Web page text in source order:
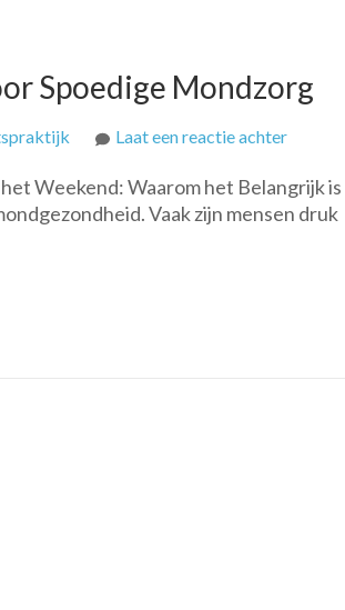
Spoedige Mondzorg
Laat een reactie achterop
Tandarts
in
Weekend: Waarom het Belangrijk is
Vaak zijn mensen druk